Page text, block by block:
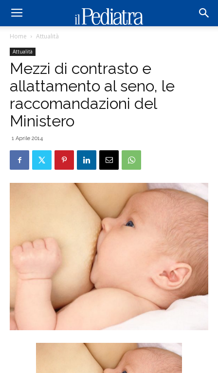
Home Attualità
Attualità
Mezzi di contrasto e
allattamento al seno, le
raccomandazioni del
Ministero
1 Aprile 2014